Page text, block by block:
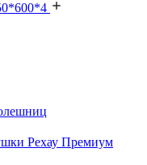
Рехау Премиум